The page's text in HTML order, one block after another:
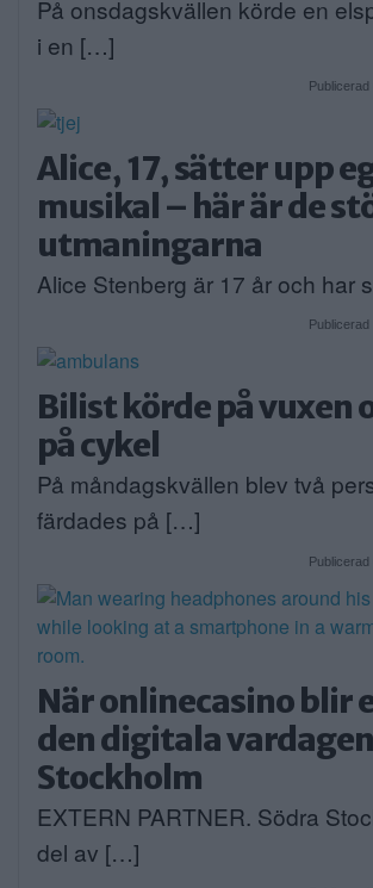
På onsdagskvällen körde en
i en […]
Alice, 17, sätter upp
musikal – här är de
utmaningarna
Alice Stenberg är 17 år och har
Bilist körde på vuxen
på cykel
På måndagskvällen blev två
färdades på […]
När onlinecasino blir
den digitala
Stockholm
EXTERN PARTNER. Södra
del av […]